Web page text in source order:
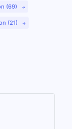
(69)
(21)